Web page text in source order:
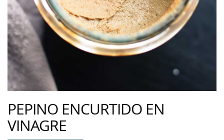
PEPINO ENCURTIDO EN
VINAGRE